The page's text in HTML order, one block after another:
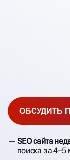
SEO сайта
поиска за 4–5
ОБСУДИТЬ